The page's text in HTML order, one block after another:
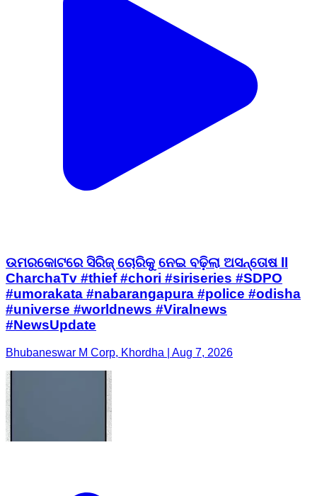
ଉମରକୋଟରେ ସିରିଜ୍ ଚୋରିକୁ ନେଇ ବଢ଼ିଲା ଅସନ୍ତୋଷ ll
CharchaTv #thief #chori #siriseries #SDPO
#umorakata #nabarangapura #police #odisha
#universe #worldnews #Viralnews
#NewsUpdate
Bhubaneswar M Corp, Khordha | Aug 7, 2026